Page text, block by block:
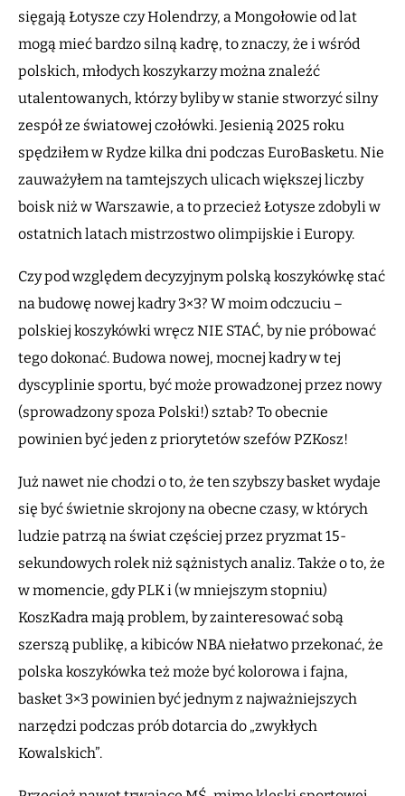
sięgają Łotysze czy Holendrzy, a Mongołowie od lat
mogą mieć bardzo silną kadrę, to znaczy, że i wśród
polskich, młodych koszykarzy można znaleźć
utalentowanych, którzy byliby w stanie stworzyć silny
zespół ze światowej czołówki. Jesienią 2025 roku
spędziłem w Rydze kilka dni podczas EuroBasketu. Nie
zauważyłem na tamtejszych ulicach większej liczby
boisk niż w Warszawie, a to przecież Łotysze zdobyli w
ostatnich latach mistrzostwo olimpijskie i Europy.
Czy pod względem decyzyjnym polską koszykówkę stać
na budowę nowej kadry 3×3? W moim odczuciu –
polskiej koszykówki wręcz NIE STAĆ, by nie próbować
tego dokonać. Budowa nowej, mocnej kadry w tej
dyscyplinie sportu, być może prowadzonej przez nowy
(sprowadzony spoza Polski!) sztab? To obecnie
powinien być jeden z priorytetów szefów PZKosz!
Już nawet nie chodzi o to, że ten szybszy basket wydaje
się być świetnie skrojony na obecne czasy, w których
ludzie patrzą na świat częściej przez pryzmat 15-
sekundowych rolek niż sążnistych analiz. Także o to, że
w momencie, gdy PLK i (w mniejszym stopniu)
KoszKadra mają problem, by zainteresować sobą
szerszą publikę, a kibiców NBA niełatwo przekonać, że
polska koszykówka też może być kolorowa i fajna,
basket 3×3 powinien być jednym z najważniejszych
narzędzi podczas prób dotarcia do „zwykłych
Kowalskich”.